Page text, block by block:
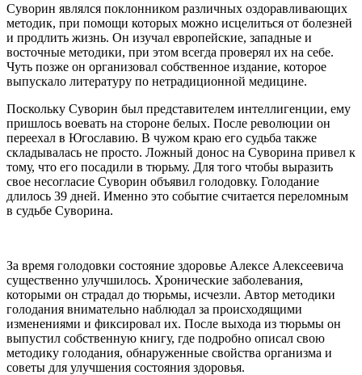
Суворин являлся поклонником различных оздоравливающих
методик, при помощи которых можно исцелиться от болезней
и продлить жизнь. Он изучал европейские, западные и
восточные методики, при этом всегда проверял их на себе.
Чуть позже он организовал собственное издание, которое
выпускало литературу по нетрадиционной медицине.
Поскольку Суворин был представителем интеллигенции, ему
пришлось воевать на стороне белых. После революции он
переехал в Югославию. В чужом краю его судьба также
складывалась не просто. Ложный донос на Суворина привел к
тому, что его посадили в тюрьму. Для того чтобы выразить
свое несогласие Суворин объявил голодовку. Голодание
длилось 39 дней. Именно это событие считается переломным
в судьбе Суворина.
За время голодовки состояние здоровье Алексе Алексеевича
существенно улучшилось. Хронические заболевания,
которыми он страдал до тюрьмы, исчезли. Автор методики
голодания внимательно наблюдал за происходящими
изменениями и фиксировал их. После выхода из тюрьмы он
выпустил собственную книгу, где подробно описал свою
методику голодания, обнаруженные свойства организма и
советы для улучшения состояния здоровья.